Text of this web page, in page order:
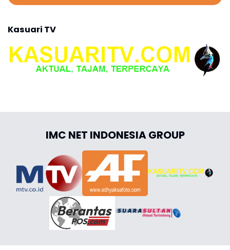
Kasuari TV
IMC NET INDONESIA GROUP